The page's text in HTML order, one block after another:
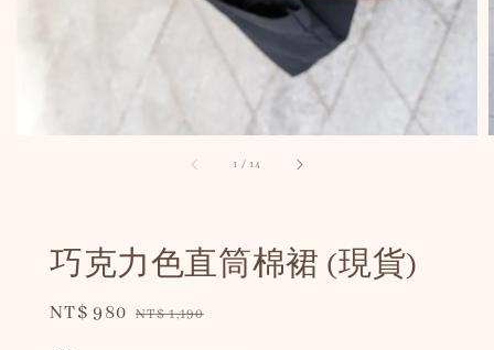
1 /14
巧克力色直筒棉裙 (現貨)
Sale
NT$ 980 Regular
NT$ 1,190